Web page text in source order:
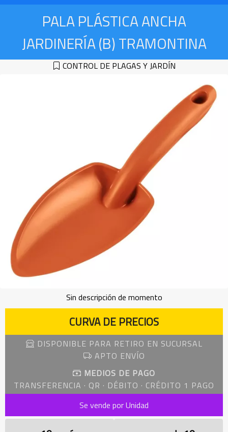
PALA PLÁSTICA ANCHA
JARDINERÍA (B) TRAMONTINA
CONTROL DE PLAGAS Y JARDÍN
Sin descripción de momento
CURVA DE PRECIOS
DISPONIBLE PARA RETIRO EN SUCURSAL
APTO ENVÍO
MEDIOS DE PAGO
TRANSFERENCIA · QR · DÉBITO · CRÉDITO 1 PAGO
Se vende por Unidad